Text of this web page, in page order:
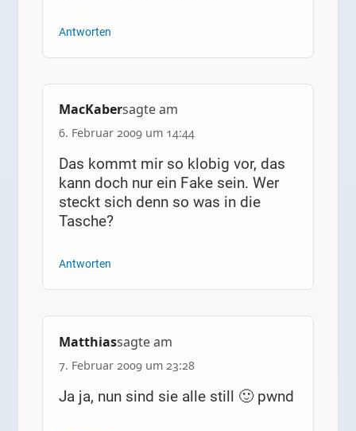
Antworten
MacKabersagte am
6. Februar 2009 um 14:44
Das kommt mir so klobig vor, das
kann doch nur ein Fake sein. Wer
steckt sich denn so was in die
Tasche?
Antworten
Matthiassagte am
7. Februar 2009 um 23:28
Ja ja, nun sind sie alle still 🙂 pwnd